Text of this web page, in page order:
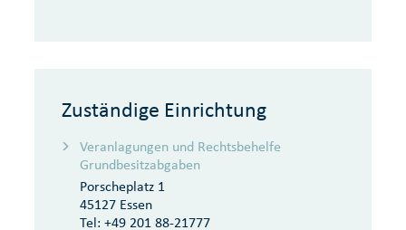
Zuständige Einrichtung
Veranlagungen und Rechtsbehelfe
Grundbesitzabgaben
Porscheplatz 1
45127 Essen
Tel: +49 201 88-21777